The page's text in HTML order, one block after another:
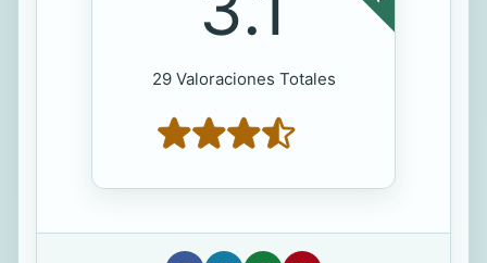
29 Valoraciones Totales